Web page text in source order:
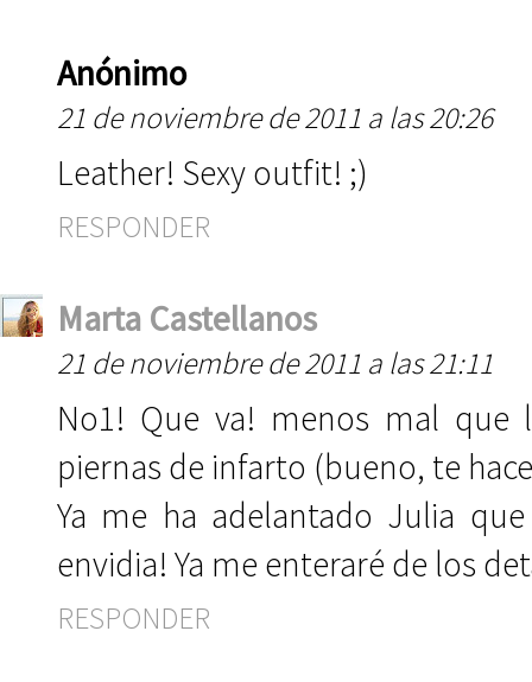
Anónimo
21 de noviembre de 2011 a las 20:26
Leather! Sexy outfit! ;)
RESPONDER
Marta Castellanos
21 de noviembre de 2011 a las 21:11
No1! Que va! menos mal que
piernas de infarto (bueno, te
Ya me ha adelantado Julia
envidia! Ya me enteraré de los
RESPONDER